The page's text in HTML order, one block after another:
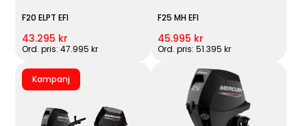
F20 ELPT EFI
43.295 kr
Ord. pris: 47.995 kr
F25 MH EFI
45.995 kr
Ord. pris: 51.395 kr
Kampanj